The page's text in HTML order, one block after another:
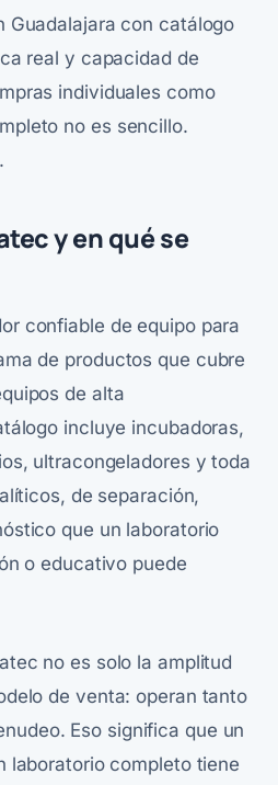
Guadalajara con catálogo
real y capacidad de
individuales como
no es sencillo.
y en qué se
confiable de equipo para
de productos que cubre
de alta
incluye incubadoras,
ultracongeladores y toda
de separación,
que un laboratorio
o educativo puede
no es solo la amplitud
de venta: operan tanto
Eso significa que un
laboratorio completo tiene